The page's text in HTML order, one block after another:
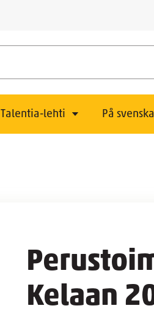
Talentia-lehti På svenska
Kelaan